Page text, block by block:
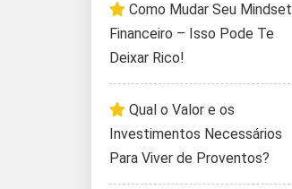
Como Mudar Seu Mindset
Financeiro – Isso Pode Te
Deixar Rico!
Qual o Valor e os
Investimentos Necessários
Para Viver de Proventos?